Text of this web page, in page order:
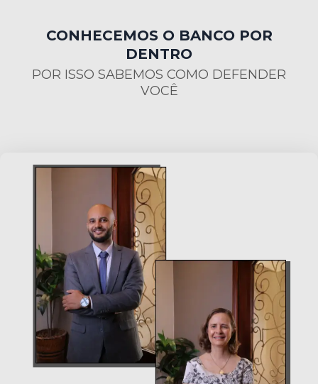
CONHECEMOS O BANCO POR
DENTRO
POR ISSO SABEMOS COMO DEFENDER
VOCÊ